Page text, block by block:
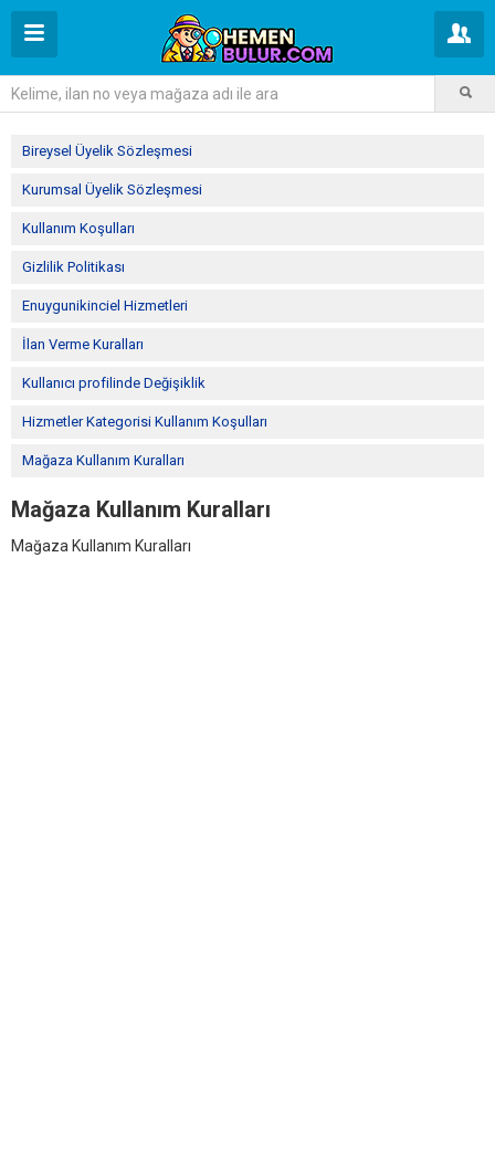
Bireysel Üyelik Sözleşmesi
Kurumsal Üyelik Sözleşmesi
Kullanım Koşulları
Gizlilik Politikası
Enuygunikinciel Hizmetleri
İlan Verme Kuralları
Kullanıcı profilinde Değişiklik
Hizmetler Kategorisi Kullanım Koşulları
Mağaza Kullanım Kuralları
Mağaza Kullanım Kuralları
Mağaza Kullanım Kuralları